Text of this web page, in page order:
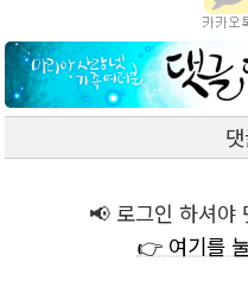
📢 로그인 하셔야
👉 여기를